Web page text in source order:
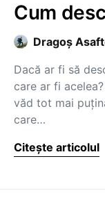
Cum
Dragoş
Dacă ar fi să
care ar fi
văd tot mai
care…
Citește articolul